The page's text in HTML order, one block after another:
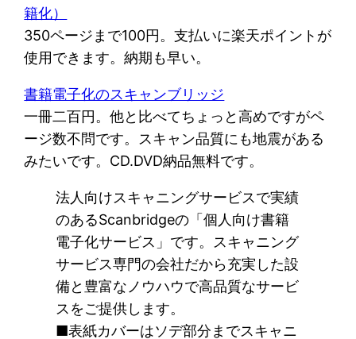
籍化）
350ページまで100円。支払いに楽天ポイントが
使用できます。納期も早い。
書籍電子化のスキャンブリッジ
一冊二百円。他と比べてちょっと高めですがペ
ージ数不問です。スキャン品質にも地震がある
みたいです。CD.DVD納品無料です。
法人向けスキャニングサービスで実績
のあるScanbridgeの「個人向け書籍
電子化サービス」です。スキャニング
サービス専門の会社だから充実した設
備と豊富なノウハウで高品質なサービ
スをご提供します。
■表紙カバーはソデ部分までスキャニ